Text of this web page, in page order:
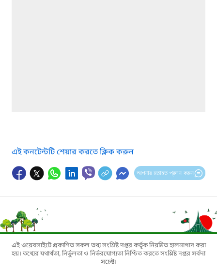
এই কনটেন্টটি শেয়ার করতে ক্লিক করুন
আপনার মতামত প্রদান করুন
এই ওয়েবসাইটে প্রকাশিত সকল তথ্য সংশ্লিষ্ট দপ্তর কর্তৃক নিয়মিত হালনাগাদ করা
হয়। তথ্যের যথার্থতা, নির্ভুলতা ও নির্ভরযোগ্যতা নিশ্চিত করতে সংশ্লিষ্ট দপ্তর সর্বদা
সচেষ্ট।